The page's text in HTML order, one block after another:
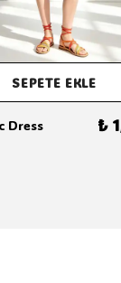
SEPETE EKLE
Dress ₺